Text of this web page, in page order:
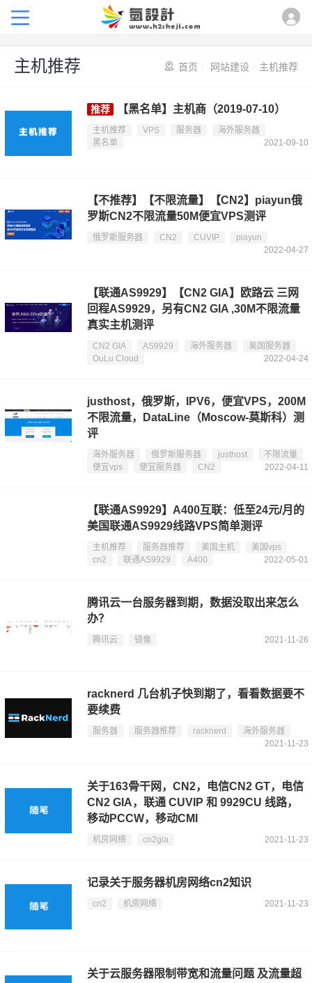
主机推荐 首页 网站建设 主机推荐
【黑名单】主机商（2019-07-10）
主机推荐 VPS 服务器
海外服务器
黑名单
2021-09-10
【不推荐】【不限流量】【CN2】piayun俄
罗斯CN2不限流量50M便宜VPS测评
俄罗斯服务器 CN2 CUVIP
piayun
2022-04-27
【联通AS9929】【CN2 GIA】欧路云 三网
回程AS9929，另有CN2 GIA ,30M不限流量
真实主机测评
CN2 GIA AS9929 海外服务器
美国服务器
OuLu Cloud
2022-04-24
justhost，俄罗斯，IPV6，便宜VPS，200M
不限流量，DataLine（Moscow-莫斯科）测
评
海外服务器 俄罗斯服务器 justhost
不限流量
便宜vps
便宜服务器 CN2 2022-04-11
【联通AS9929】A400互联：低至24元/月的
美国联通AS9929线路VPS简单测评
主机推荐 服务器推荐 美国主机
美国vps
cn2
联通AS9929 A400 2022-05-01
腾讯云一台服务器到期，数据没取出来怎么
办？
腾讯云 镜像 2021-11-26
racknerd 几台机子快到期了，看看数据要不
要续费
服务器 服务器推荐 racknerd
海外服务器
2021-11-23
关于163骨干网，CN2，电信CN2 GT，电信
CN2 GIA，联通 CUVIP 和 9929CU 线路，
移动PCCW，移动CMI
机房网络 cn2gia 2021-11-23
记录关于服务器机房网络cn2知识
cn2 机房网络 2021-11-23
关于云服务器限制带宽和流量问题 及流量超